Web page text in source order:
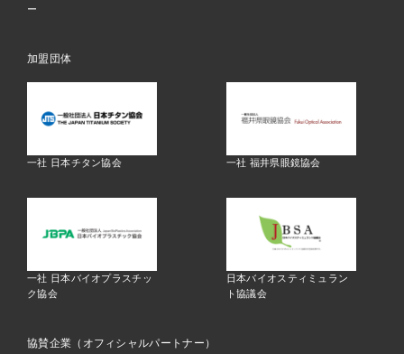
ー
加盟団体
一社 日本チタン協会 一社 福井県眼鏡協会
一社 日本バイオプラスチッ
ク協会
日本バイオスティミュラン
ト協議会
協賛企業（オフィシャルパートナー）